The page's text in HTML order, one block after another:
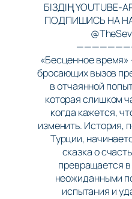
БІЗДІҢ
ПОДПИШИСЬ НА
«Бесценное
бросающих вызов
в отчаянной
которая слишком
когда кажется,
изменить. История,
Турции,
сказка о
превращается
неожиданными
испытания и